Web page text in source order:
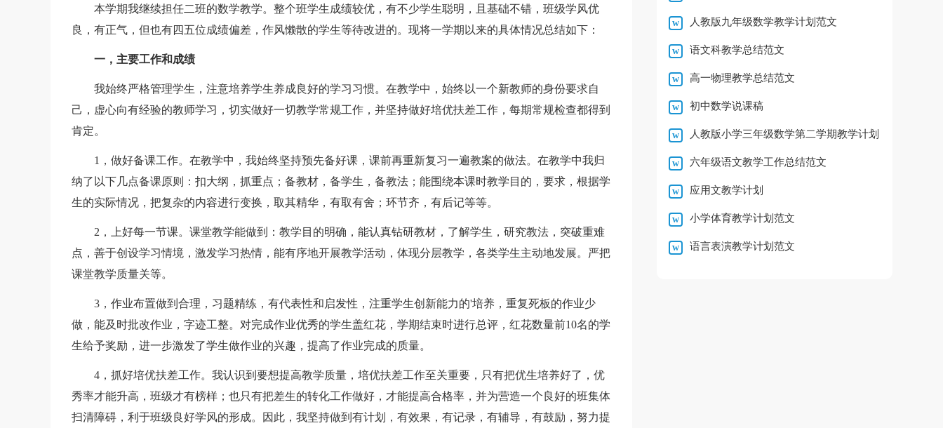
本学期我继续担任二班的数学教学。整个班学生成绩较优，有不少学生聪明，且基础不错，班级学风优
良，有正气，但也有四五位成绩偏差，作风懒散的学生等待改进的。现将一学期以来的具体情况总结如下：
一，主要工作和成绩
我始终严格管理学生，注意培养学生养成良好的学习习惯。在教学中，始终以一个新教师的身份要求自
己，虚心向有经验的教师学习，切实做好一切教学常规工作，并坚持做好培优扶差工作，每期常规检查都得到
肯定。
1，做好备课工作。在教学中，我始终坚持预先备好课，课前再重新复习一遍教案的做法。在教学中我归
纳了以下几点备课原则：扣大纲，抓重点；备教材，备学生，备教法；能围绕本课时教学目的，要求，根据学
生的实际情况，把复杂的内容进行变换，取其精华，有取有舍；环节齐，有后记等等。
2，上好每一节课。课堂教学能做到：教学目的明确，能认真钻研教材，了解学生，研究教法，突破重难
点，善于创设学习情境，激发学习热情，能有序地开展教学活动，体现分层教学，各类学生主动地发展。严把
课堂教学质量关等。
3，作业布置做到合理，习题精练，有代表性和启发性，注重学生创新能力的'培养，重复死板的作业少
做，能及时批改作业，字迹工整。对完成作业优秀的学生盖红花，学期结束时进行总评，红花数量前10名的学
生给予奖励，进一步激发了学生做作业的兴趣，提高了作业完成的质量。
4，抓好培优扶差工作。我认识到要想提高教学质量，培优扶差工作至关重要，只有把优生培养好了，优
秀率才能升高，班级才有榜样；也只有把差生的转化工作做好，才能提高合格率，并为营造一个良好的班集体
扫清障碍，利于班级良好学风的形成。因此，我坚持做到有计划，有效果，有记录，有辅导，有鼓励，努力提
人教版九年级数学教学计划范文
语文科教学总结范文
高一物理教学总结范文
初中数学说课稿
人教版小学三年级数学第二学期教学计划
六年级语文教学工作总结范文
应用文教学计划
小学体育教学计划范文
语言表演教学计划范文